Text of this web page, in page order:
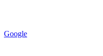
Google